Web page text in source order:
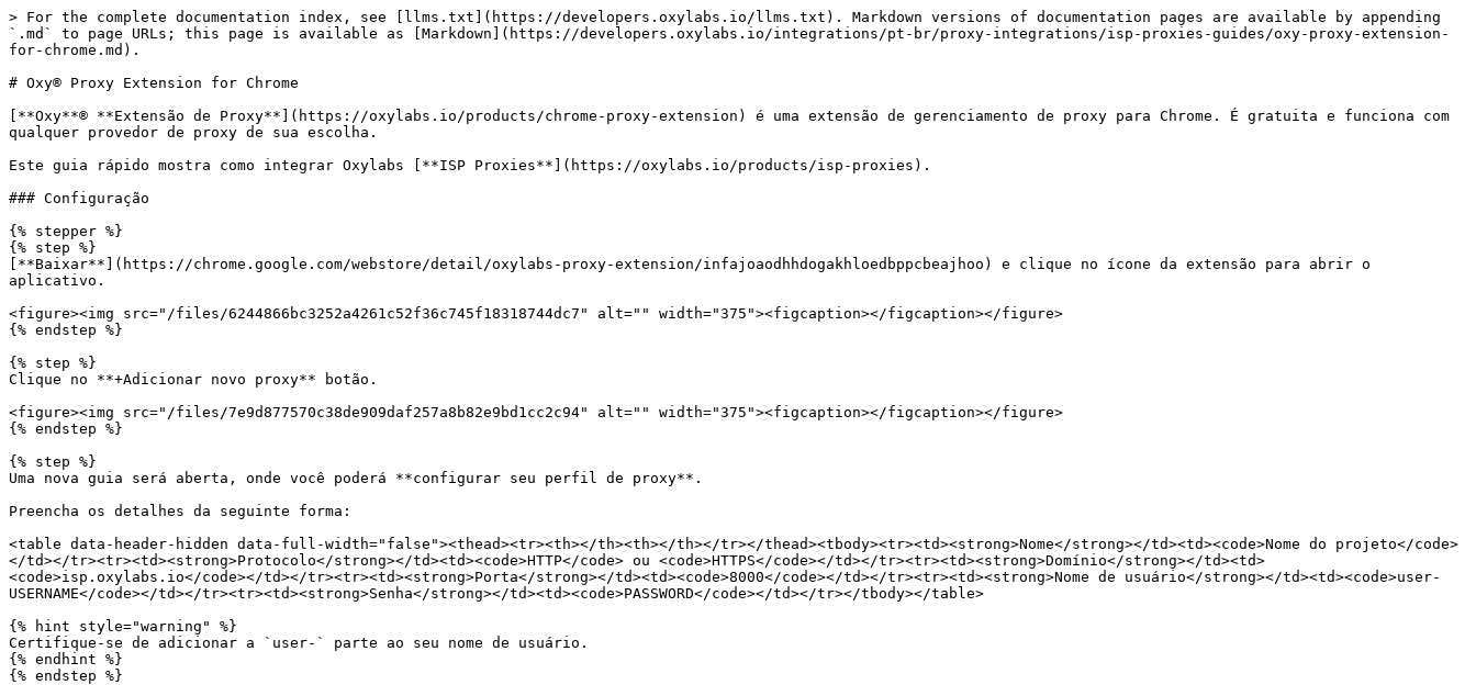
> For the complete documentation index, see [llms.txt](https://developers.oxylabs.io/llms.txt). Markdown versions of documentation pages are available by appending
`.md` to page URLs; this page is available as [Markdown](https://developers.oxylabs.io/integrations/pt-br/proxy-integrations/isp-proxies-guides/oxy-proxy-extension-
for-chrome.md).
# Oxy® Proxy Extension for Chrome
[**Oxy**® **Extensão de Proxy**](https://oxylabs.io/products/chrome-proxy-extension) é uma extensão de gerenciamento de proxy para Chrome. É gratuita e funciona com
qualquer provedor de proxy de sua escolha.​
Este guia rápido mostra como integrar Oxylabs [**ISP Proxies**](https://oxylabs.io/products/isp-proxies).
### Configuração
{% stepper %}
{% step %}
[**Baixar**](https://chrome.google.com/webstore/detail/oxylabs-proxy-extension/infajoaodhhdogakhloedbppcbeajhoo) e clique no ícone da extensão para abrir o
aplicativo.
<figure><img src="/files/6244866bc3252a4261c52f36c745f18318744dc7" alt="" width="375"><figcaption></figcaption></figure>
{% endstep %}
{% step %}
Clique no **+Adicionar novo proxy** botão.
<figure><img src="/files/7e9d877570c38de909daf257a8b82e9bd1cc2c94" alt="" width="375"><figcaption></figcaption></figure>
{% endstep %}
{% step %}
Uma nova guia será aberta, onde você poderá **configurar seu perfil de proxy**.
Preencha os detalhes da seguinte forma:
<table data-header-hidden data-full-width="false"><thead><tr><th></th><th></th></tr></thead><tbody><tr><td><strong>Nome</strong></td><td><code>Nome do projeto</code>
</td></tr><tr><td><strong>Protocolo</strong></td><td><code>HTTP</code> ou <code>HTTPS</code></td></tr><tr><td><strong>Domínio</strong></td><td>
<code>isp.oxylabs.io</code></td></tr><tr><td><strong>Porta</strong></td><td><code>8000</code></td></tr><tr><td><strong>Nome de usuário</strong></td><td><code>user-
USERNAME</code></td></tr><tr><td><strong>Senha</strong></td><td><code>PASSWORD</code></td></tr></tbody></table>
{% hint style="warning" %}
Certifique-se de adicionar a `user-` parte ao seu nome de usuário.
{% endhint %}
{% endstep %}